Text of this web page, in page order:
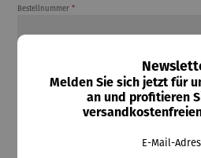
Bestellnummer *
Melden Sie sich jetzt für
an und profitieren
E-Mail-